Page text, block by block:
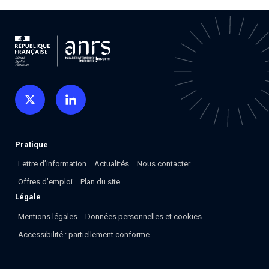
Collaboration avec les acteurs communautaires
Ouverte depuis décembre 2023, pour suivre l'épidémie
en RDC, elle reste active suite à des cas à Mayotte et à
La Réunion.
Cellules Émergence
Retrouvez toutes les cellules Émergence, actives ou
Pratique
Lettre d’information Actualités
Nous contacter
Offres d’emploi
Plan du site
Légale
Mentions légales
Données personnelles et cookies
Accessibilité : partiellement conforme